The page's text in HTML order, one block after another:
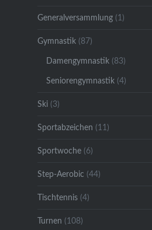
Generalversammlung(1)
Gymnastik(87)
Damengymnastik(83)
Seniorengymnastik(4)
Ski(3)
Sportabzeichen (11)
Sportwoche(6)
Step-Aerobic (44)
Tischtennis(4)
Turnen (108)